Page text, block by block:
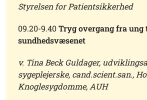
Styrelsen for Patientsikkerhed
09.20-9.40Tryg overgang fra
sundhedsvæsenet
v. Tina Beck Guldager,
sygeplejerske, cand.scient.san.,
Knoglesygdomme, AUH